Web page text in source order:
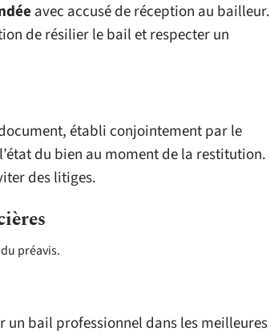
avec accusé de réception au bailleur.
de résilier le bail et respecter un
établi conjointement par le
du bien au moment de la restitution.
des litiges.
préavis.
un bail professionnel dans les meilleures